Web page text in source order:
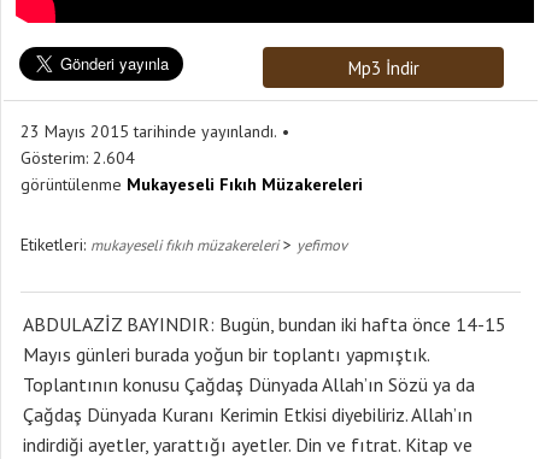
Mp3 İndir
23 Mayıs 2015 tarihinde yayınlandı.
Gösterim: 2.604
görüntülenme Mukayeseli Fıkıh Müzakereleri
Etiketleri: mukayeseli fıkıh müzakereleri> yefimov
ABDULAZİZ BAYINDIR: Bugün, bundan iki hafta önce 14-15
Mayıs günleri burada yoğun bir toplantı yapmıştık.
Toplantının konusu Çağdaş Dünyada Allah’ın Sözü ya da
Çağdaş Dünyada Kuranı Kerimin Etkisi diyebiliriz. Allah’ın
indirdiği ayetler, yarattığı ayetler. Din ve fıtrat. Kitap ve